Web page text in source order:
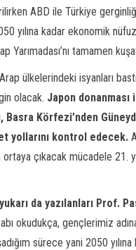
ABD ile Türkiye
yılına kadar ekonomik
Yarımadası’nı tamamen
ülkelerindeki isyanları
olacak. Japon
Basra Körfezi’nden
yollarını kontrol edecek.
ortaya çıkacak mücadele 21.
da yazılanları Prof.
okudukça, gençlerimiz
sürece yani 2050